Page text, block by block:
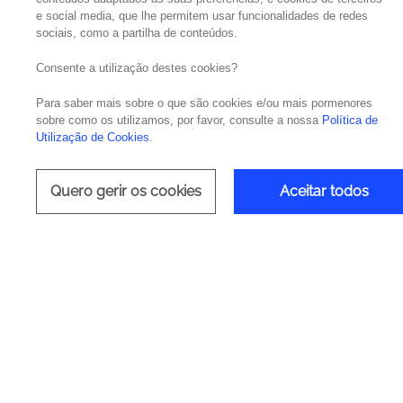
Acelerar
A Noesis entrega uma
conhecimento acionável
Data
e social media, que lhe permitem usar funcionalidades de redes
sociais, como a partilha de conteúdos.
Consente a utilização destes cookies?
Para saber mais sobre o que são cookies e/ou mais pormenores
sobre como os utilizamos, por favor, consulte a nossa Política de
Utilização de Cookies.
Quero gerir os cookies Aceitar todos